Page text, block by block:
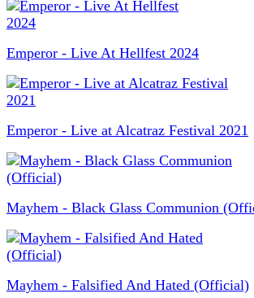
Emperor - Live At Hellfest 2024
Emperor - Live at Alcatraz Festival 2021
Mayhem - Black Glass Communion
Mayhem - Falsified And Hated (Official)